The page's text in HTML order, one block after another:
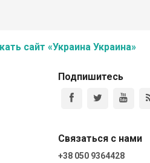
сайт «Украина Украина»
Подпишитесь
Связаться с нами
+38 050 9364428